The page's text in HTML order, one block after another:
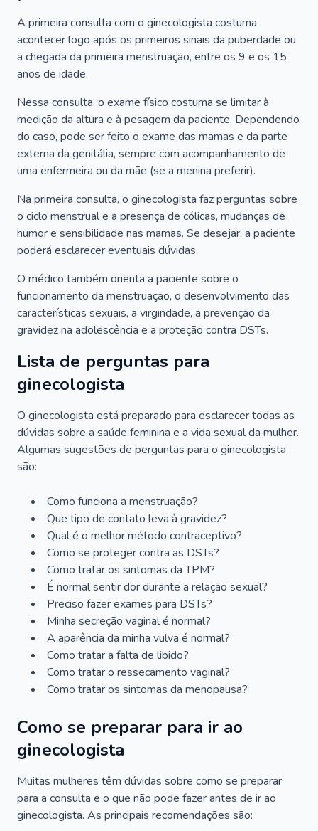
A primeira consulta com o ginecologista costuma
acontecer logo após os primeiros sinais da puberdade ou
a chegada da primeira menstruação, entre os 9 e os 15
anos de idade.
Nessa consulta, o exame físico costuma se limitar à
medição da altura e à pesagem da paciente. Dependendo
do caso, pode ser feito o exame das mamas e da parte
externa da genitália, sempre com acompanhamento de
uma enfermeira ou da mãe (se a menina preferir).
Na primeira consulta, o ginecologista faz perguntas sobre
o ciclo menstrual e a presença de cólicas, mudanças de
humor e sensibilidade nas mamas. Se desejar, a paciente
poderá esclarecer eventuais dúvidas.
O médico também orienta a paciente sobre o
funcionamento da menstruação, o desenvolvimento das
características sexuais, a virgindade, a prevenção da
gravidez na adolescência e a proteção contra DSTs.
Lista de perguntas para
ginecologista
O ginecologista está preparado para esclarecer todas as
dúvidas sobre a saúde feminina e a vida sexual da mulher.
Algumas sugestões de perguntas para o ginecologista
são:
Como funciona a menstruação?
Que tipo de contato leva à gravidez?
Qual é o melhor método contraceptivo?
Como se proteger contra as DSTs?
Como tratar os sintomas da TPM?
É normal sentir dor durante a relação sexual?
Preciso fazer exames para DSTs?
Minha secreção vaginal é normal?
A aparência da minha vulva é normal?
Como tratar a falta de libido?
Como tratar o ressecamento vaginal?
Como tratar os sintomas da menopausa?
Como se preparar para ir ao
ginecologista
Muitas mulheres têm dúvidas sobre como se preparar
para a consulta e o que não pode fazer antes de ir ao
ginecologista. As principais recomendações são: